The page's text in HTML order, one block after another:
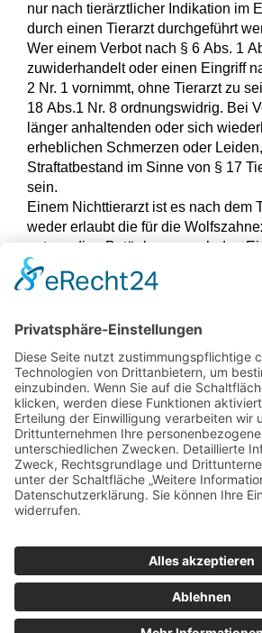
nur nach tierärztlicher Indikation im
durch einen Tierarzt durchgeführt
Wer einem Verbot nach § 6 Abs. 1
zuwiderhandelt oder einen Eingriff
2 Nr. 1 vornimmt, ohne Tierarzt zu
18 Abs.1 Nr. 8 ordnungswidrig. Bei
länger anhaltenden oder sich
erheblichen Schmerzen oder
Straftatbestand im Sinne von § 17
sein.
Einem Nichttierarzt ist es nach dem
weder erlaubt die für die
notwendige Betäubung, noch den
durchzuführen.
Bayerisches Landesamt für
Informationsmanagement, Presse-
Datenschutz |
Einstellungen